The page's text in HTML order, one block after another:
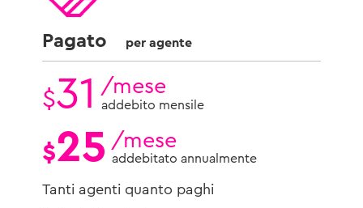
Pagato per agente
$31 /mese
addebito mensile
$25 /mese
addebitato annualmente
Tanti agenti quanto paghi